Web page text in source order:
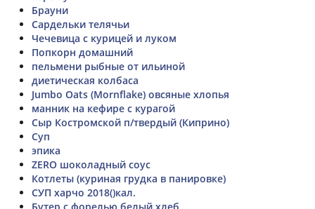
Брауни
Сардельки телячьи
Чечевица с курицей и луком
Попкорн домашний
пельмени рыбные от ильиной
диетическая колбаса
Jumbo Oats (Mornflake) овсяные хлопья
манник на кефире с курагой
Сыр Костромской п/твердый (Киприно)
Суп
эпика
ZERO шоколадный соус
Котлеты (куриная грудка в панировке)
СУП харчо 2018()кал.